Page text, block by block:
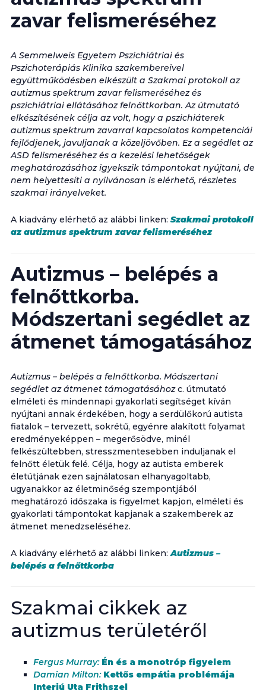
zavar felismeréséhez
A Semmelweis Egyetem Pszichiátriai és
Pszichoterápiás Klinika szakembereivel
együttműködésben elkészült a Szakmai protokoll az
autizmus spektrum zavar felismeréséhez és
pszichiátriai ellátásához felnőttkorban. Az útmutató
elkészítésének célja az volt, hogy a pszichiáterek
autizmus spektrum zavarral kapcsolatos kompetenciái
fejlődjenek, javuljanak a közeljövőben. Ez a segédlet az
ASD felismeréséhez és a kezelési lehetőségek
meghatározásához igyekszik támpontokat nyújtani, de
nem helyettesíti a nyilvánosan is elérhető, részletes
szakmai irányelveket.
A kiadvány elérhető az alábbi linken:Szakmai protokoll
az autizmus spektrum zavar felismeréséhez
Autizmus – belépés a
felnőttkorba.
Módszertani segédlet az
átmenet támogatásához
Autizmus – belépés a felnőttkorba. Módszertani
segédlet az átmenet támogatásáhozc. útmutató
elméleti és mindennapi gyakorlati segítséget kíván
nyújtani annak érdekében, hogy a serdülőkorú autista
fiatalok – tervezett, sokrétű, egyénre alakított folyamat
eredményeképpen – megerősödve, minél
felkészültebben, stresszmentesebben induljanak el
felnőtt életük felé. Célja, hogy az autista emberek
életútjának ezen sajnálatosan elhanyagoltabb,
ugyanakkor az életminőség szempontjából
meghatározó időszaka is figyelmet kapjon, elméleti és
gyakorlati támpontokat kapjanak a szakemberek az
átmenet menedzseléséhez.
A kiadvány elérhető az alábbi linken:Autizmus –
belépés a felnőttkorba
Szakmai cikkek az
autizmus területéről
Fergus Murray: Én és a monotróp figyelem
Damian Milton: Kettős empátia problémája
Interjú Uta Frithszel